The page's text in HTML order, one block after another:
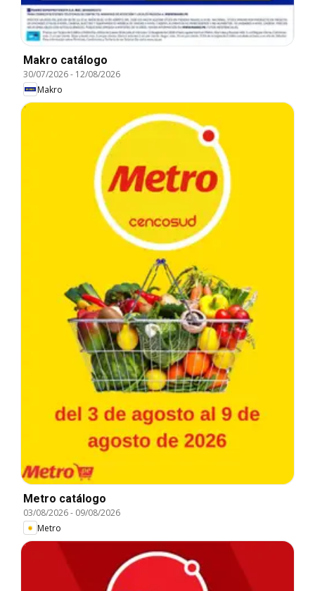
Makro catálogo
30/07/2026- 12/08/2026
Makro
Metro catálogo
03/08/2026- 09/08/2026
Metro